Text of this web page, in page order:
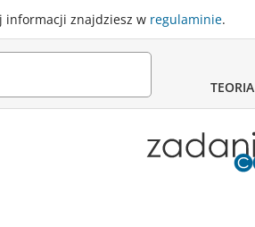
informacji znajdziesz w regulaminie.
TEORIA